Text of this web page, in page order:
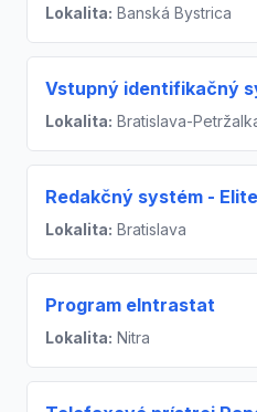
Lokalita: Banská Bystrica
Vstupný identifikačný
Lokalita: Bratislava-
Redakčný systém -
Lokalita: Bratislava
Program eIntrastat
Lokalita: Nitra